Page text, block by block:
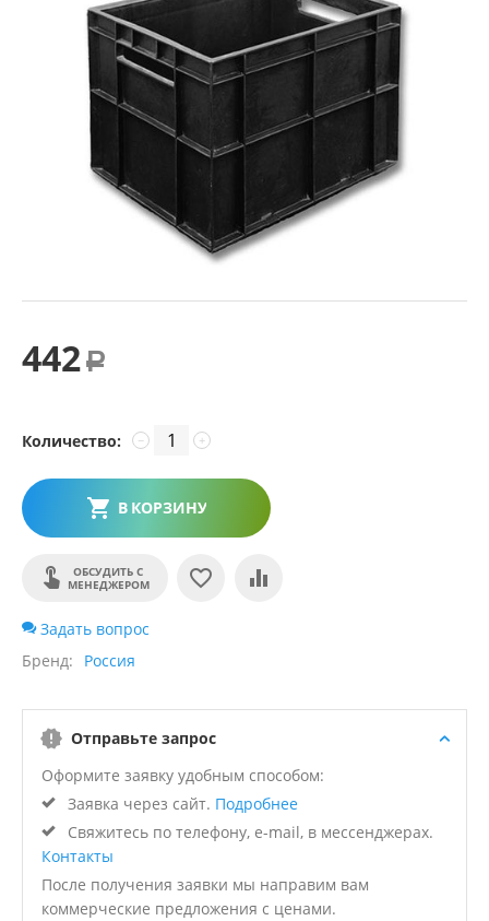
442 Р
Количество: +
−
В КОРЗИНУ
ОБСУДИТЬ С
МЕНЕДЖЕРОМ
Задать вопрос
Бренд
Россия
Отправьте запрос
Оформите заявку удобным способом:
Заявка через сайт. Подробнее
Свяжитесь по телефону, e-mail, в мессенджерах.
Контакты
После получения заявки мы направим вам
коммерческие предложения с ценами.